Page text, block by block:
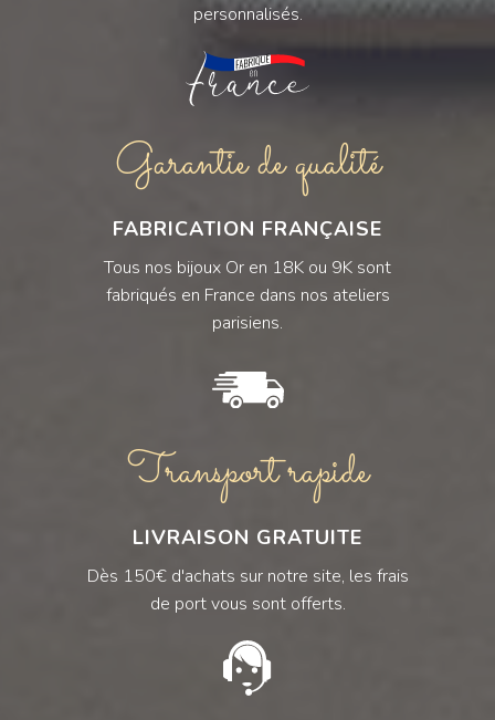
personnalisés.
Garantie de qualité
FABRICATION FRANÇAISE
Tous nos bijoux Or en 18K ou 9K sont
fabriqués en France dans nos ateliers
parisiens.
Transport rapide
LIVRAISON GRATUITE
Dès 150€ d'achats sur notre site, les frais
de port vous sont offerts.